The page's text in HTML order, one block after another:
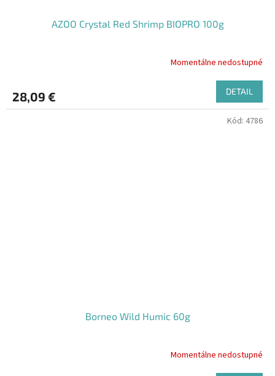
AZOO Crystal Red Shrimp BIOPRO 100g
Momentálne nedostupné
28,09 € DETAIL
Borneo Wild Humic 60g
Momentálne nedostupné
Kód: 4786